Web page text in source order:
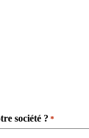
société ? *